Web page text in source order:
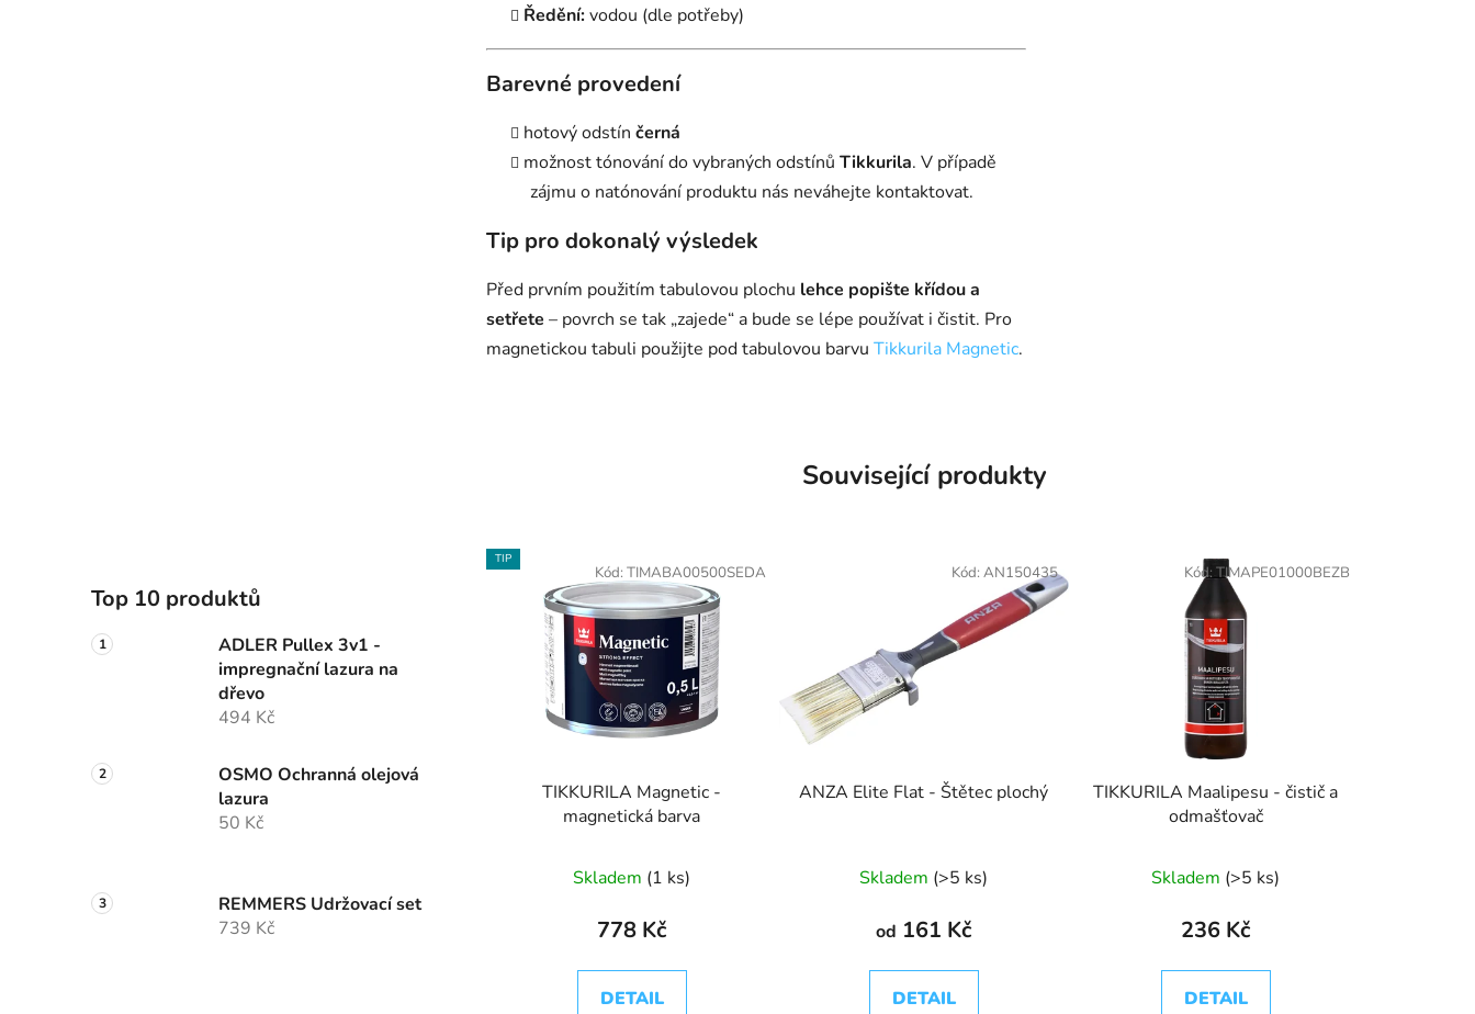
Top 10 produktů
ADLER Pullex 3v1 -
impregnační lazura na
dřevo
494 Kč
OSMO Ochranná olejová
lazura
50 Kč
REMMERS Udržovací set
739 Kč
Ředění:vodou (dle potřeby)
Barevné provedení
hotový odstín černá
možnost tónování do vybraných odstínů Tikkurila. V případě
zájmu o natónování produktu nás neváhejte kontaktovat.
Tip pro dokonalý výsledek
Před prvním použitím tabulovou plochu lehce popište křídou a
setřete – povrch se tak „zajede“ a bude se lépe používat i čistit. Pro
magnetickou tabuli použijte pod tabulovou barvu Tikkurila Magnetic.
Související produkty
TIP
TIKKURILA Magnetic -
magnetická barva
Skladem (1 ks)
778 Kč
DETAIL
Kód: TIMABA00500SEDA
ANZA Elite Flat - Štětec plochý
Skladem (>5 ks)
od 161 Kč
DETAIL
Kód: AN150435
TIKKURILA Maalipesu - čistič a
odmašťovač
Skladem (>5 ks)
236 Kč
DETAIL
Kód:TIMAPE01000BEZB